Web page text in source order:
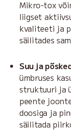
Mikro-tox
liigset
kvaliteeti ja
säilitades
Suu ja
ümbruses
struktuuri ja
peente
doosiga ja
säilitada